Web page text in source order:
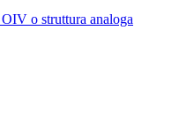
o struttura analoga